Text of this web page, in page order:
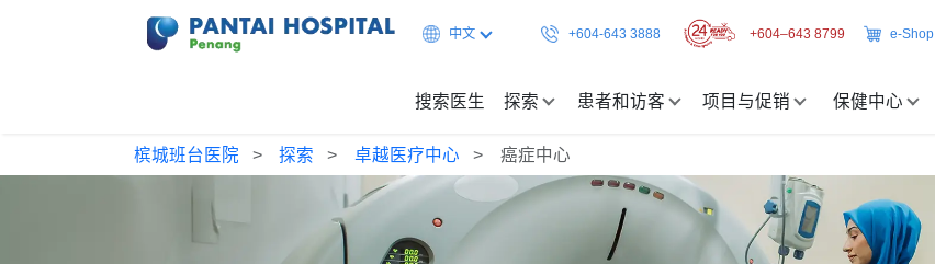
中文 +604-643 3888 +604–643 8799 e-Shop
搜索医生 探索 患者和访客 项目与促销 保健中心
槟城班台医院 探索 卓越医疗中心 癌症中心